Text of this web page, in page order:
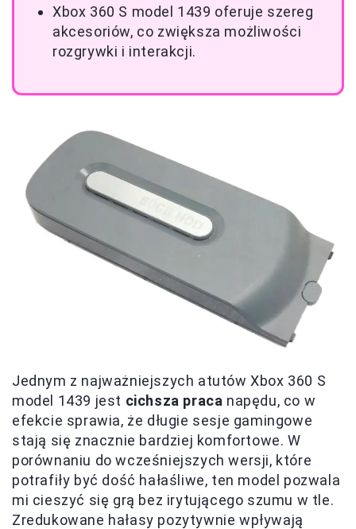
Xbox 360 S model 1439 oferuje szereg
akcesoriów, co zwiększa możliwości
rozgrywki i interakcji.
Jednym z najważniejszych atutów Xbox 360 S
model 1439 jest cichsza praca napędu, co w
efekcie sprawia, że długie sesje gamingowe
stają się znacznie bardziej komfortowe. W
porównaniu do wcześniejszych wersji, które
potrafiły być dość hałaśliwe, ten model pozwala
mi cieszyć się grą bez irytującego szumu w tle.
Zredukowane hałasy pozytywnie wpływają